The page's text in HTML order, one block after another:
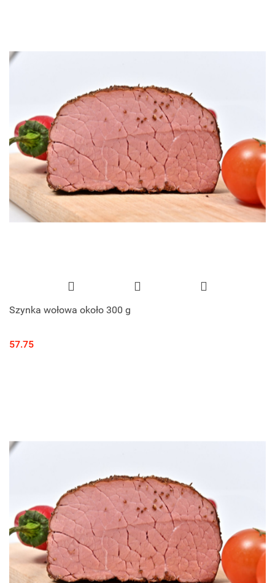
Szynka wołowa około 300 g
57.75